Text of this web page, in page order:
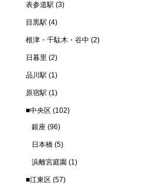
表参道駅 (3)
目黒駅 (4)
根津・千駄木・谷中 (2)
日暮里 (2)
品川駅 (1)
原宿駅 (1)
■中央区 (102)
銀座 (96)
日本橋 (5)
浜離宮庭園 (1)
■江東区 (57)